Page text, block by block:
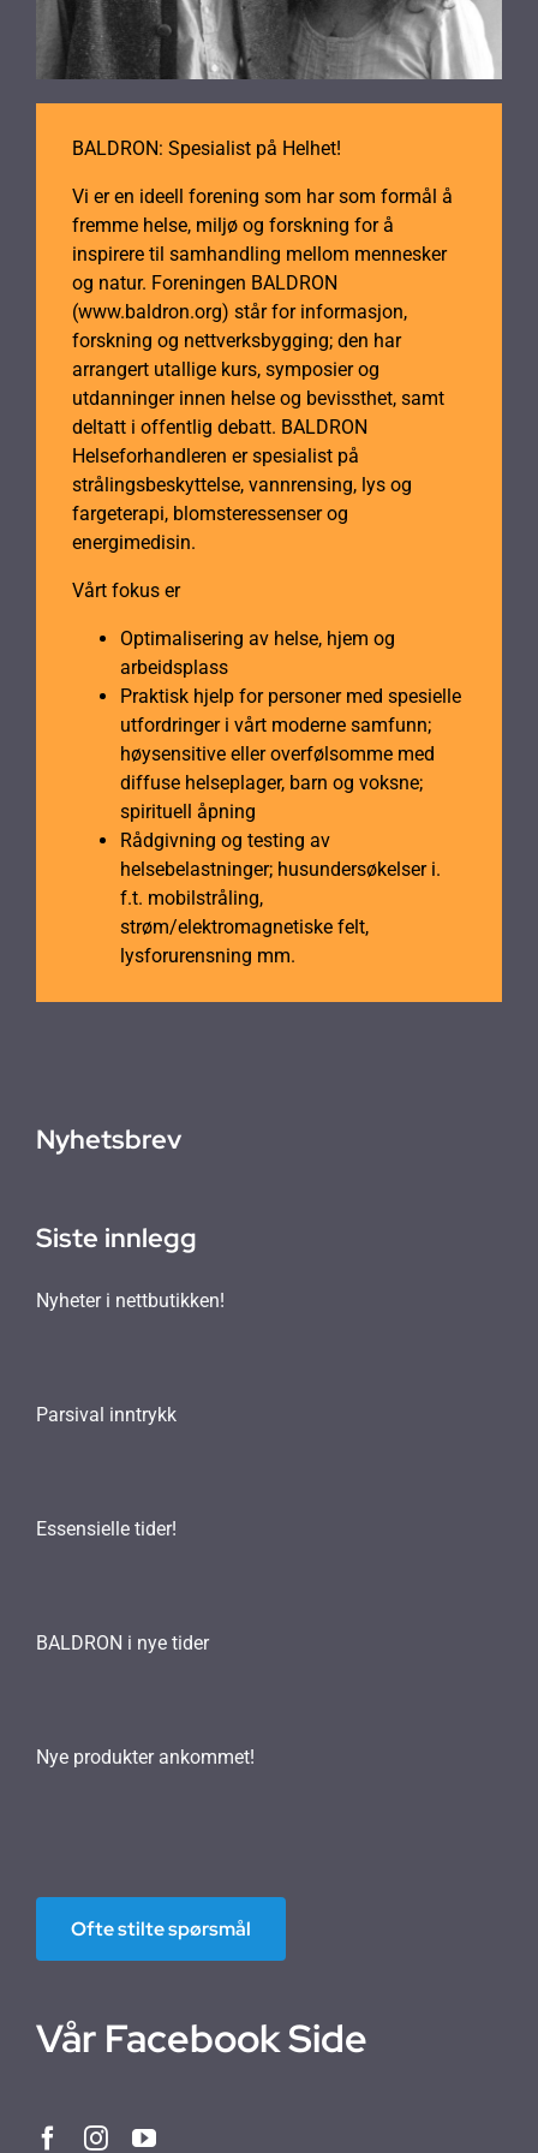
BALDRON: Spesialist på Helhet!
Vi er en ideell forening som har som formål å
fremme helse, miljø og forskning for å
inspirere til samhandling mellom mennesker
og natur. Foreningen BALDRON
(www.baldron.org) står for informasjon,
forskning og nettverksbygging; den har
arrangert utallige kurs, symposier og
utdanninger innen helse og bevissthet, samt
deltatt i offentlig debatt. BALDRON
Helseforhandleren er spesialist på
strålingsbeskyttelse, vannrensing, lys og
fargeterapi, blomsteressenser og
energimedisin.
Vårt fokus er
Optimalisering av helse, hjem og
arbeidsplass
Praktisk hjelp for personer med spesielle
utfordringer i vårt moderne samfunn;
høysensitive eller overfølsomme med
diffuse helseplager, barn og voksne;
spirituell åpning
Rådgivning og testing av
helsebelastninger; husundersøkelser i.
f.t. mobilstråling,
strøm/elektromagnetiske felt,
lysforurensning mm.
Nyhetsbrev
Siste innlegg
Nyheter i nettbutikken!
Parsival inntrykk
Essensielle tider!
BALDRON i nye tider
Nye produkter ankommet!
Ofte stilte spørsmål
Vår Facebook Side